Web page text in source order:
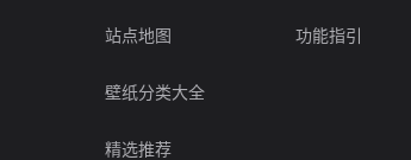
站点地图
壁纸分类大全
精选推荐
功能指引